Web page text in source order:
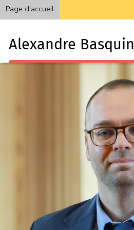
Page d'accueil
Alexandre Basquin